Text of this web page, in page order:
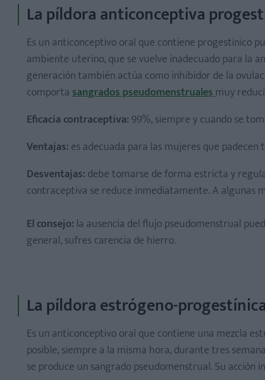
La píldora anticonceptiva
Es un anticonceptivo oral que contiene progestínico
ambiente uterino, que se vuelve inadecuado para la
generación también actúa como inhibidor de la
comporta sangrados pseudomenstrualesmuy
Eficacia contraceptiva: 99%, siempre y cuando se
Ventajas: es adecuada para las mujeres que
Desventajas: debe tomarse de forma estricta y
contraceptiva se reduce inmediatamente. A algunas
El consejo: la ausencia del flujo pseudomenstrual
general, sufres carencia de hierro.
La píldora estrógeno-
Es un anticonceptivo oral que contiene una mezcla
posible, siempre a la misma hora, durante tres
se produce un sangrado pseudomenstrual. Su acción